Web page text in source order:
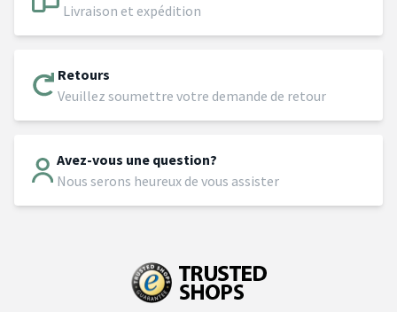
Livraison et expédition
Retours
Veuillez soumettre votre demande de retour
Avez-vous une question?
Nous serons heureux de vous assister